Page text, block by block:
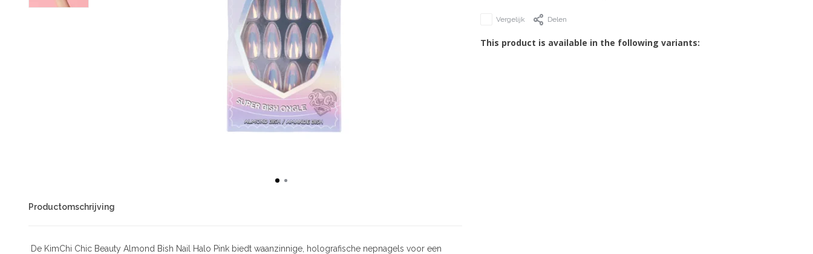
Productomschrijving
De KimChi Chic Beauty Almond Bish Nail Halo Pink biedt waanzinnige, holografische nepnagels voor een
Vergelijk Delen
This product is available in the following variants: